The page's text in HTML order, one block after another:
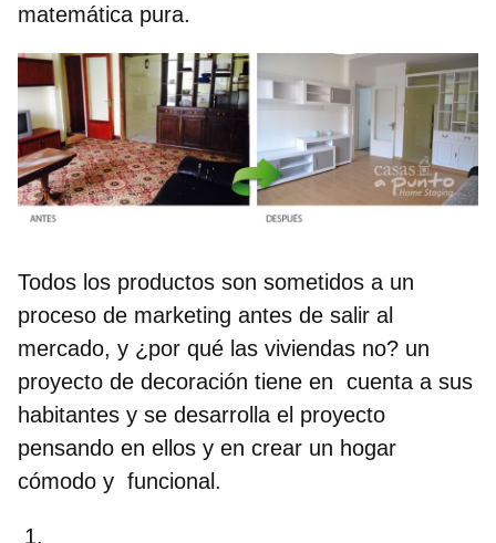
matemática pura.
Todos los productos son sometidos a un
proceso de marketing antes de salir al
mercado, y ¿por qué las viviendas no? un
proyecto de decoración tiene en cuenta a sus
habitantes y se desarrolla el proyecto
pensando en ellos y en crear un hogar
cómodo y funcional.